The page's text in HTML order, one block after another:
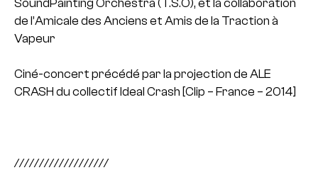
SoundPainting Orchestra (T.S.O), et la collaboration
de l’Amicale des Anciens et Amis de la Traction à
Vapeur
Ciné-concert précédé par la projection de ALE
CRASH du collectif Ideal Crash [Clip – France – 2014]
///////////////////